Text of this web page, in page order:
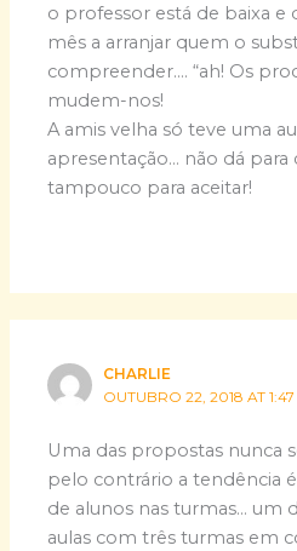
o professor está de baixa e
mês a arranjar quem o
compreender…. “ah! Os
mudem-nos!
A amis velha só teve uma
apresentação… não dá
tampouco para aceitar!
CHARLIE
OUTUBRO 22, 2018 AT
Uma das propostas nunca
pelo contrário a tendência
de alunos nas turmas… um
aulas com três turmas em